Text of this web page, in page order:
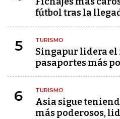
fútbol tras la
5 TURISMO
Singapur lidera
pasaportes más
6 TURISMO
Asia sigue
más poderosos,